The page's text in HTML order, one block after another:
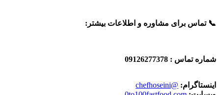
📞 تماس برای مشاوره و اطلاعات بیشتر:
شماره تماس : 09126277378
اینستاگرام: @chefhoseini